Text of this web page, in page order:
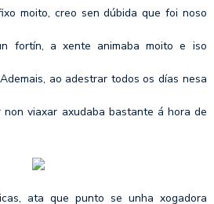
moito, creo sen dúbida que foi noso
fortín, a xente animaba moito e iso
ao adestrar todos os días nesa
viaxar axudaba bastante á hora de
ata que punto se unha xogadora